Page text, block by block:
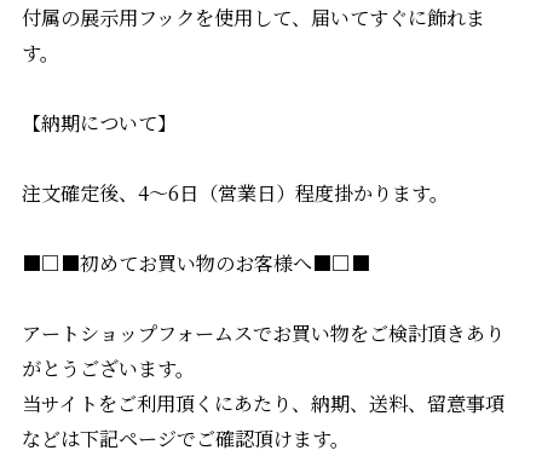
付属の展示用フックを使用して、届いてすぐに飾れま
す。
【納期について】
注文確定後、4〜6日（営業日）程度掛かります。
■□■初めてお買い物のお客様へ■□■
アートショップフォームスでお買い物をご検討頂きあり
がとうございます。
当サイトをご利用頂くにあたり、納期、送料、留意事項
などは下記ページでご確認頂けます。